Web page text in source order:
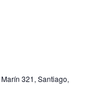
Marín 321, Santiago,